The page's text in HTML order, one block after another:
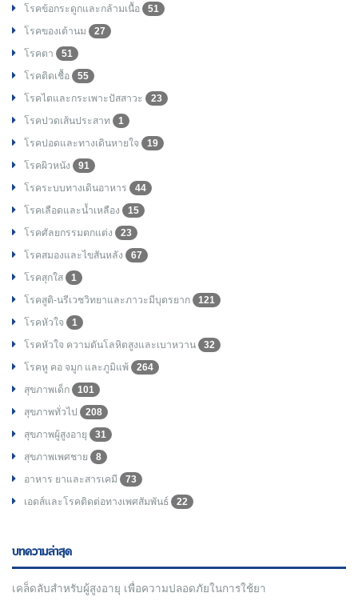
โรคข้อกระดูกและกล้ามเนื้อ
51
โรคของเต้านม
27
โรคตา
51
โรคติดเชื้อ
55
โรคไตและกระเพาะปัสสาวะ
23
โรคปวดเส้นประสาท
1
โรคปอดและทางเดินหายใจ
19
โรคผิวหนัง
91
โรคระบบทางเดินอาหาร
44
โรคเลือดและน้ำเหลือง
15
โรคศัลยกรรมตกแต่ง
23
โรคสมองและไขสันหลัง
67
โรคสุกใส
1
โรคสูติ-นรีเวชวิทยาและภาวะมีบุตรยาก
121
โรคหัวใจ
1
โรคหัวใจ ความดันโลหิตสูงและเบาหวาน
32
โรคหู คอ จมูก และภูมิแพ้
264
สุขภาพเด็ก
101
สุขภาพทั่วไป
208
สุขภาพผู้สูงอายุ
31
สุขภาพเพศชาย
8
อาหาร ยาและสารเคมี
73
เอดส์และโรคติดต่อทางเพศสัมพันธ์
22
บทความล่าสุด
เคล็ดลับสำหรับผู้สูงอายุ เพื่อความปลอดภัยในการใช้ยา